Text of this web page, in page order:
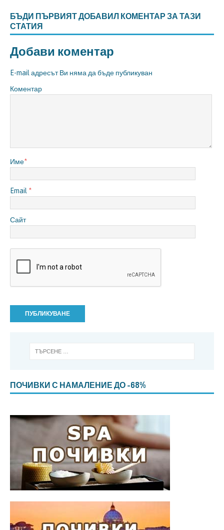
БЪДИ ПЪРВИЯТ ДОБАВИЛ КОМЕНТАР ЗА ТАЗИ
СТАТИЯ
Добави коментар
E-mail адресът Ви няма да бъде публикуван
Коментар
Име*
Email *
Сайт
ПОЧИВКИ С НАМАЛЕНИЕ ДО -68%